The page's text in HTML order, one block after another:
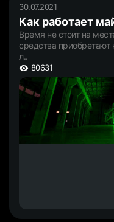
30.07.2021
Как работает
Время не стоит на
средства
л..
80631